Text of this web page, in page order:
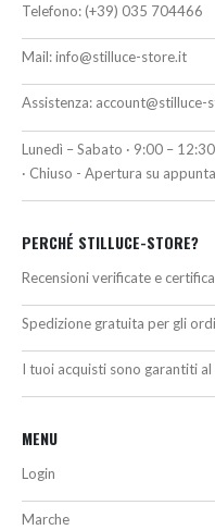
Telefono: (+39) 035 704466
Mail:info@stilluce-store.it
Assistenza: account@stilluce-
Lunedì – Sabato · 9:00 –
· Chiuso - Apertura su
PERCHÉ STILLUCE-STORE?
Recensioni verificate e
Spedizione gratuita per gli
I tuoi acquisti sono garantiti al
MENU
Login
Marche